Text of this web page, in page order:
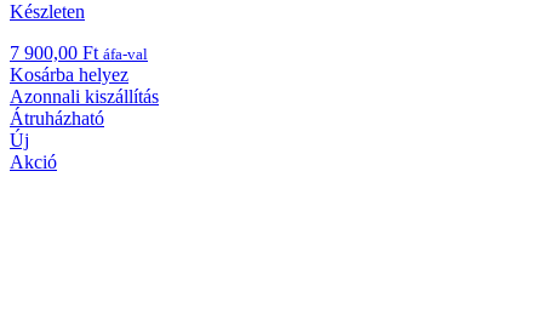
Készleten
7 900,00 Ft áfa-val
Kosárba helyez
Azonnali kiszállítás
Átruházható
Új
Akció